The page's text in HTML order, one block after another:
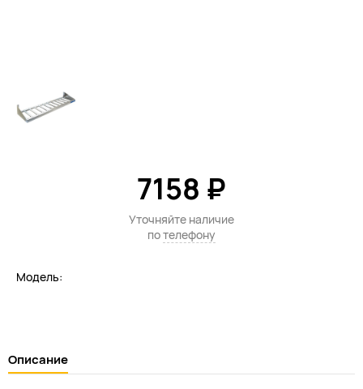
Модель:
7158 ₽
Уточняйте наличие
потелефону
Описание